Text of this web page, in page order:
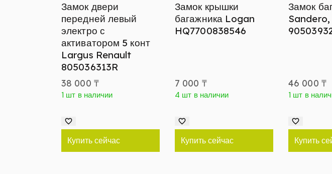
Замок двери
передней левый
электро с
активатором 5 конт
Largus Renault
805036313R
38 000 ₸
1 шт в наличии
Купить сейчас
Замок крышки
багажника Logan
HQ7700838546
7 000 ₸
4 шт в наличии
Купить сейчас
Замок
46 000 ₸
1 шт в
Купить